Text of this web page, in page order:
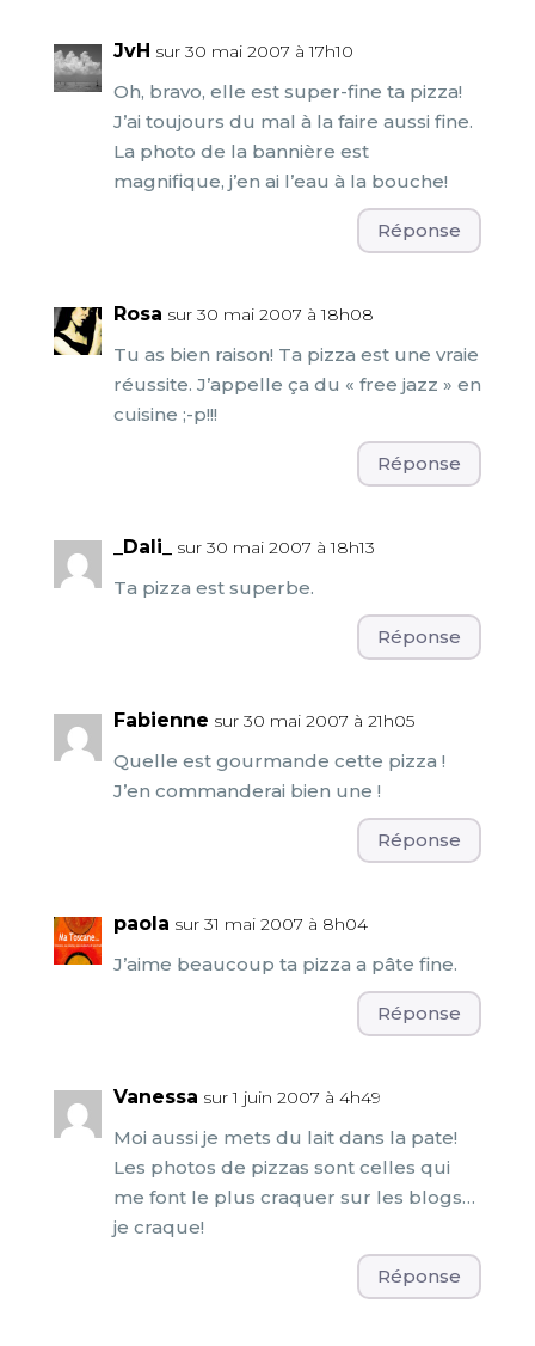
JvH sur 30 mai 2007 à 17h10
Oh, bravo, elle est super-fine ta pizza!
J’ai toujours du mal à la faire aussi fine.
La photo de la bannière est
magnifique, j’en ai l’eau à la bouche!
Réponse
Rosa sur 30 mai 2007 à 18h08
Tu as bien raison! Ta pizza est une vraie
réussite. J’appelle ça du « free jazz » en
cuisine ;-p!!!
Réponse
_Dali_ sur 30 mai 2007 à 18h13
Ta pizza est superbe.
Réponse
Fabienne sur 30 mai 2007 à 21h05
Quelle est gourmande cette pizza !
J’en commanderai bien une !
Réponse
paola sur 31 mai 2007 à 8h04
J’aime beaucoup ta pizza a pâte fine.
Réponse
Vanessa sur 1 juin 2007 à 4h49
Moi aussi je mets du lait dans la pate!
Les photos de pizzas sont celles qui
me font le plus craquer sur les blogs…
je craque!
Réponse